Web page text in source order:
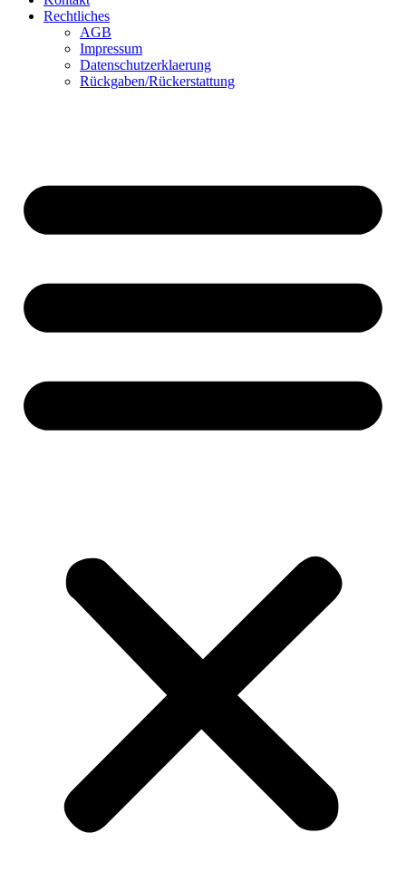
Rechtliches
AGB
Impressum
Datenschutzerklaerung
Rückgaben/Rückerstattung